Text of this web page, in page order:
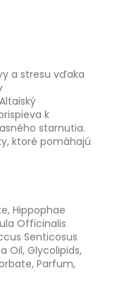
a stresu vďaka
k
starnutia.
ktoré pomáhajú
Hippophae
Officinalis
Senticosus
Oil, Glycolipids,
Parfum,